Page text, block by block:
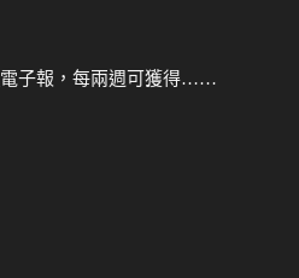
電子報，每兩週可獲得……